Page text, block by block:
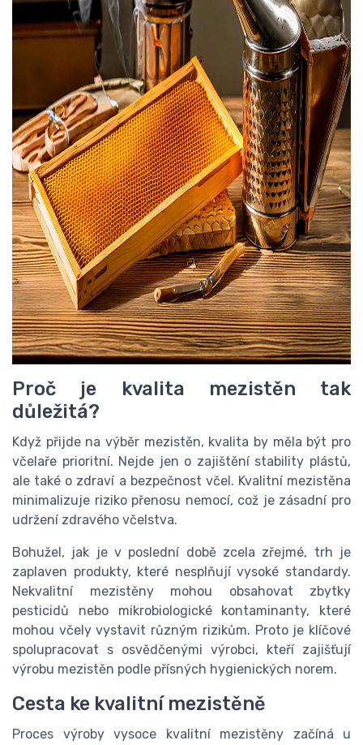
Proč je kvalita mezistěn tak
důležitá?
Když přijde na výběr mezistěn, kvalita by měla být pro
včelaře prioritní. Nejde jen o zajištění stability plástů,
ale také o zdraví a bezpečnost včel. Kvalitní mezistěna
minimalizuje riziko přenosu nemocí, což je zásadní pro
udržení zdravého včelstva.
Bohužel, jak je v poslední době zcela zřejmé, trh je
zaplaven produkty, které nesplňují vysoké standardy.
Nekvalitní mezistěny mohou obsahovat zbytky
pesticidů nebo mikrobiologické kontaminanty, které
mohou včely vystavit různým rizikům. Proto je klíčové
spolupracovat s osvědčenými výrobci, kteří zajišťují
výrobu mezistěn podle přísných hygienických norem.
Cesta ke kvalitní mezistěně
Proces výroby vysoce kvalitní mezistěny začíná u